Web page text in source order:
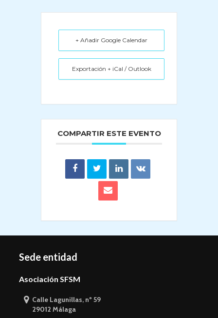
+ Añadir Google Calendar
Exportación + iCal / Outlook
COMPARTIR ESTE EVENTO
Sede entidad
Asociación SFSM
Calle Lagunillas, nº 59
29012 Málaga